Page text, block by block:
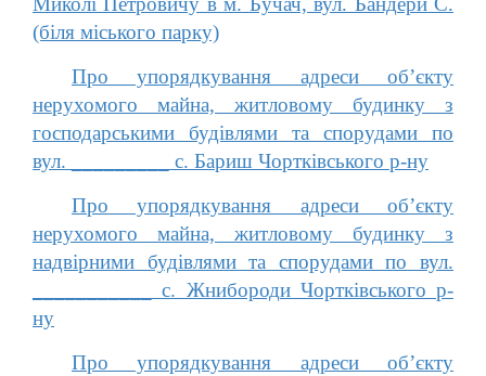
(біля міського парку)
Про упорядкування адреси об’єкту
нерухомого майна, житловому будинку з
господарськими будівлями та спорудами по
вул. _________ с. Бариш Чортківського р-ну
Про упорядкування адреси об’єкту
нерухомого майна, житловому будинку з
надвірними будівлями та спорудами по вул.
___________ с. Жнибороди Чортківського р-
ну
Про упорядкування адреси об’єкту